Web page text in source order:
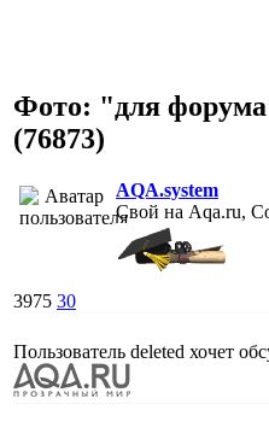
Фото: "для
(76873)
AQA.system
Свой на Aqa.ru,
3975 30
Пользователь deleted хочет